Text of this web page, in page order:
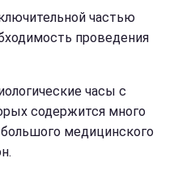
частью
проведения
часы с
содержится много
медицинского